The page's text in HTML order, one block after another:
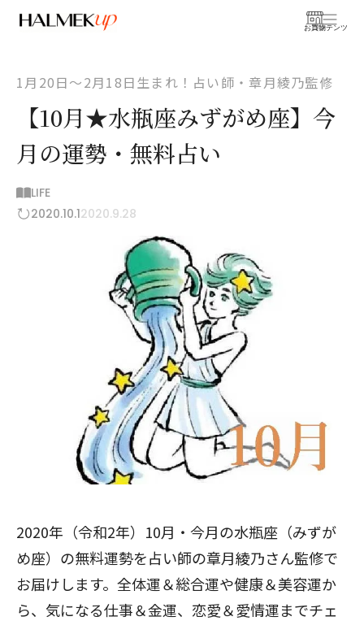
お買物
コンテンツ
1月20日〜2月18日生まれ！占い師・章月綾乃監修
【10月★水瓶座みずがめ座】今
月の運勢・無料占い
LIFE
2020.10.12020.9.28
2020年（令和2年）10月・今月の水瓶座（みずが
め座）の無料運勢を占い師の章月綾乃さん監修で
お届けします。全体運＆総合運や健康＆美容運か
ら、気になる仕事＆金運、恋愛＆愛情運までチェ